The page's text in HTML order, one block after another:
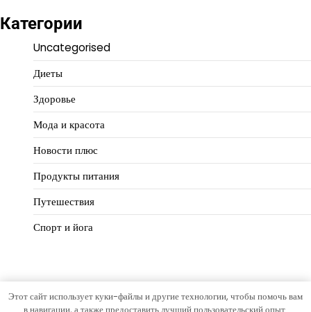
Категории
Uncategorised
Диеты
Здоровье
Мода и красота
Новости плюс
Продукты питания
Путешествия
Спорт и йога
Copyright © 2026Идеальный балансТема Hourly News от
Этот сайт использует куки-файлы и другие технологии, чтобы помочь вам
в навигации, а также предоставить лучший пользовательский опыт.